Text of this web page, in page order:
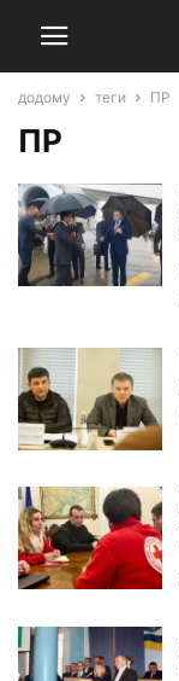
додому теги ПР
ПР